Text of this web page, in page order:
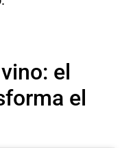
el
el